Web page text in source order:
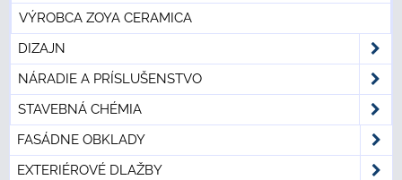
VÝROBCA ZOYA CERAMICA
DIZAJN
NÁRADIE A PRÍSLUŠENSTVO
STAVEBNÁ CHÉMIA
FASÁDNE OBKLADY
EXTERIÉROVÉ DLAŽBY